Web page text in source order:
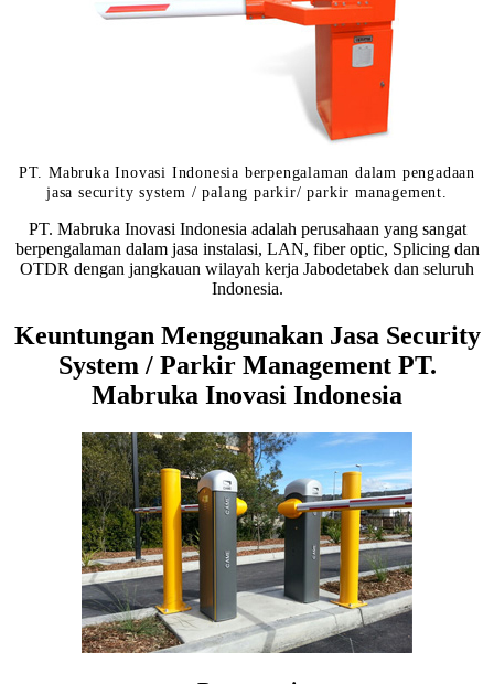
PT. Mabruka Inovasi Indonesia berpengalaman dalam pengadaan
jasa security system / palang parkir/ parkir management.
PT. Mabruka Inovasi Indonesia adalah perusahaan yang sangat
berpengalaman dalam jasa instalasi, LAN, fiber optic, Splicing dan
OTDR dengan jangkauan wilayah kerja Jabodetabek dan seluruh
Indonesia.
Keuntungan Menggunakan Jasa Security
System / Parkir Management PT.
Mabruka Inovasi Indonesia